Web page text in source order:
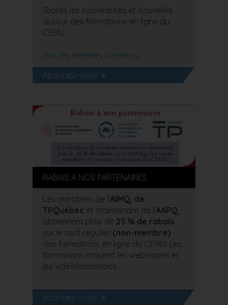
Toutes les nouveautés et nouvelles
autour des formations en ligne du
CERIU.
Voir les derniers numéros.
Abonnez-vous!
RABAIS À NOS PARTENAIRES
Les membres de l'AIMQ, de
TPQuébec et maintenant de l'AAPQ,
obtiennent près de 25 % de rabais
sur le tarif régulier (non-membre)
des formations en ligne du CERIU. Les
formations incluent les webinaires et
les vidéoformations.
Informez-vous